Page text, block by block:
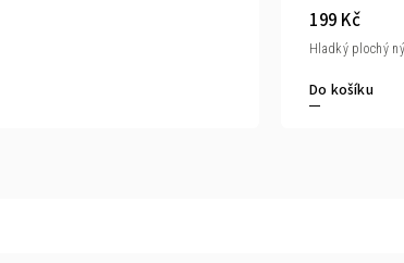
199 Kč
Do košíku
Hladký plochý